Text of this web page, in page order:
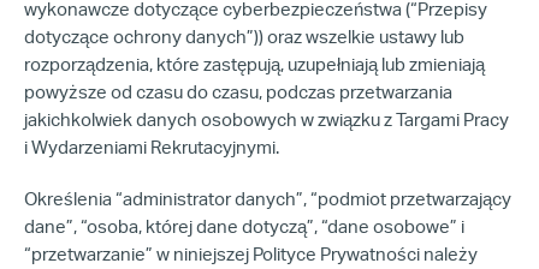
wykonawcze dotyczące cyberbezpieczeństwa (“Przepisy
dotyczące ochrony danych”)) oraz wszelkie ustawy lub
rozporządzenia, które zastępują, uzupełniają lub zmieniają
powyższe od czasu do czasu, podczas przetwarzania
jakichkolwiek danych osobowych w związku z Targami Pracy
i Wydarzeniami Rekrutacyjnymi.
Określenia “administrator danych”, “podmiot przetwarzający
dane”, “osoba, której dane dotyczą”, “dane osobowe” i
“przetwarzanie” w niniejszej Polityce Prywatności należy